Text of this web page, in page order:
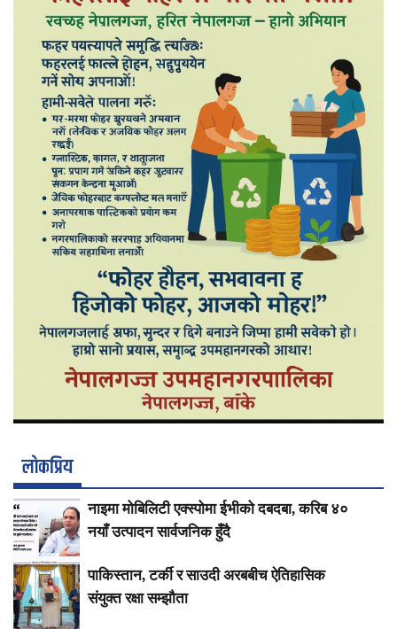
लाेकप्रिय
नाइमा मोबिलिटी एक्स्पोमा ईभीको दबदबा, करिब ४०
नयाँ उत्पादन सार्वजनिक हुँदै
पाकिस्तान, टर्की र साउदी अरबबीच ऐतिहासिक
संयुक्त रक्षा सम्झौता